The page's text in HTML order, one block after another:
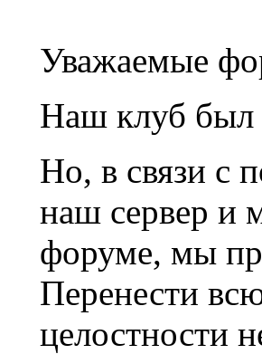
Уважаемые
Наш клуб был
Но, в связи с
наш сервер и
форуме, мы
Перенести
целостности